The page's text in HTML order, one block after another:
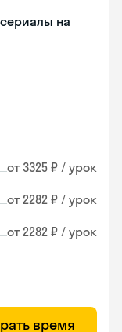
на
от 3325 ₽ / урок
от 2282 ₽ / урок
от 2282 ₽ / урок
время